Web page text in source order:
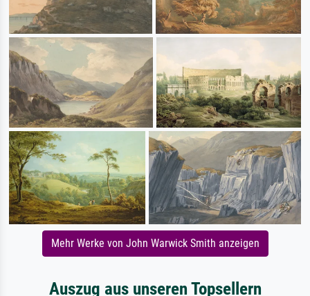
Mehr Werke von John Warwick Smith anzeigen
Auszug aus unseren Topsellern